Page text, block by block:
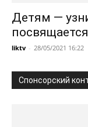
Детям —
liktv - 28/05/2021 16:22
Спонсорский